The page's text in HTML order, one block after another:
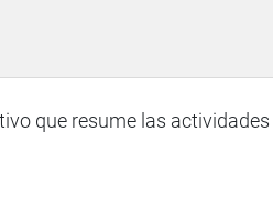
que resume las actividades